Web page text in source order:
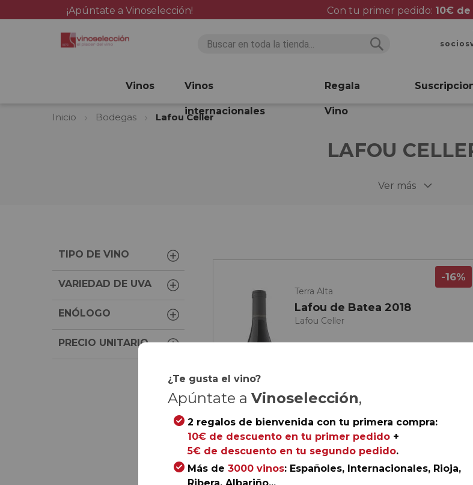
¡Apúntate a Vinoselección! Con tu primer pedido: 10€
Vinos Vinos
internacionales
Regala
Vino
Inicio Bodegas Lafou Celler
LAFOU
Ver más
Terra Alta
Lafou de Batea 2018
Lafou Celler
-16%
TIPO DE VINO
VARIEDAD DE UVA
ENÓLOGO
PRECIO UNITARIO
¿Te gusta el vino?
Apúntate a Vinoselección,
2 regalos de bienvenida con tu primera compra:
10€ de descuento en tu primer pedido+
5€ de descuento en tu segundo pedido.
Más de 3000 vinos: Españoles, Internacionales, Rioja,
Ribera, Albariño...